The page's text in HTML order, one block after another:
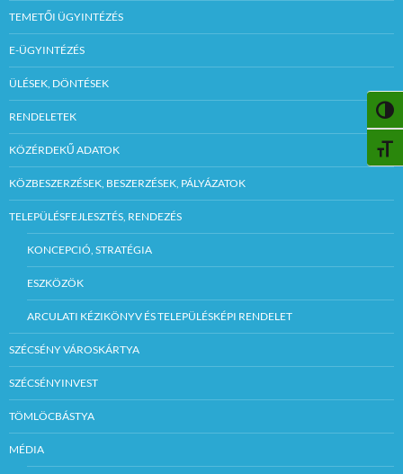
TEMETŐI ÜGYINTÉZÉS
E-ÜGYINTÉZÉS
ÜLÉSEK, DÖNTÉSEK
RENDELETEK
KÖZÉRDEKŰ ADATOK
KÖZBESZERZÉSEK, BESZERZÉSEK, PÁLYÁZATOK
TELEPÜLÉSFEJLESZTÉS, RENDEZÉS
KONCEPCIÓ, STRATÉGIA
ESZKÖZÖK
ARCULATI KÉZIKÖNYV ÉS TELEPÜLÉSKÉPI RENDELET
SZÉCSÉNY VÁROSKÁRTYA
SZÉCSÉNYINVEST
TÖMLÖCBÁSTYA
MÉDIA